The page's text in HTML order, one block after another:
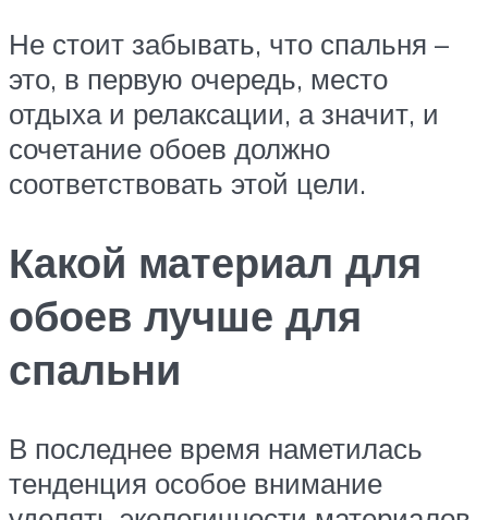
Не стоит забывать, что спальня –
это, в первую очередь, место
отдыха и релаксации, а значит, и
сочетание обоев должно
соответствовать этой цели.
Какой материал для
обоев лучше для
спальни
В последнее время наметилась
тенденция особое внимание